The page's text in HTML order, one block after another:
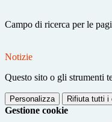
Campo di ricerca per le
Notizie
Questo sito o gli strumenti
Personalizza Rifiuta tutti i
Gestione cookie